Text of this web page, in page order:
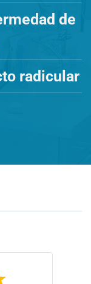
de
radicular